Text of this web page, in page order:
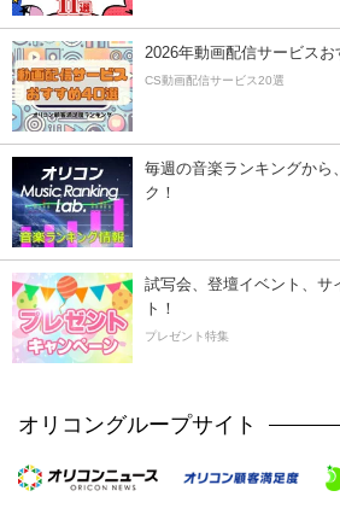
2026年動画配信サービスお
CS動画配信サービス20選
毎週の音楽ランキングから
ク！
試写会、登壇イベント、サ
ト！
プレゼント特集
オリコングループサイト